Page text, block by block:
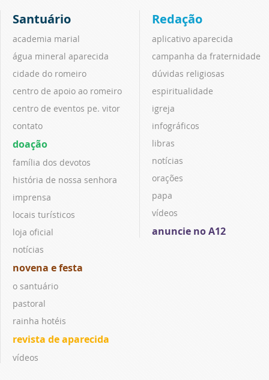
Santuário
academia marial
água mineral aparecida
cidade do romeiro
centro de apoio ao romeiro
centro de eventos pe. vitor
contato
doação
família dos devotos
história de nossa senhora
imprensa
locais turísticos
loja oficial
notícias
novena e festa
o santuário
pastoral
rainha hotéis
revista de aparecida
vídeos
Redação
aplicativo aparecida
campanha da fraternidade
dúvidas religiosas
espiritualidade
igreja
infográficos
libras
notícias
orações
papa
vídeos
anuncie no A12